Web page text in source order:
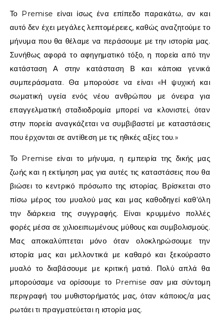
Το Premise είναι ίσως ένα επίπεδο παρακάτω, αν και
αυτό δεν έχει μεγάλες λεπτομέρειες, καθώς αναζητούμε το
μήνυμα που θα θέλαμε να περάσουμε με την ιστορία μας.
Συνήθως αφορά το αφηγηματικό τόξο, η πορεία από την
κατάσταση Α στην κατάσταση Β και κάποια γενικά
συμπεράσματα. Θα μπορούσε να είναι «Η ψυχική και
σωματική υγεία ενός νέου ανθρώπου με όνειρα για
επαγγελματική σταδιοδρομία μπορεί να κλονιστεί, όταν
στην πορεία αναγκάζεται να συμβιβαστεί με καταστάσεις
που έρχονται σε αντίθεση με τις ηθικές αξίες του.»
Το Premise είναι το μήνυμα, η εμπειρία της δικής μας
ζωής και η εκτίμηση μας για αυτές τις καταστάσεις που θα
βιώσει το κεντρικό πρόσωπο της ιστορίας. Βρίσκεται στο
πίσω μέρος του μυαλού μας και μας καθοδηγεί καθ’όλη
την διάρκεια της συγγραφής. Είναι κρυμμένο πολλές
φορές μέσα σε χιλιοειπωμένους μύθους και συμβολισμούς.
Μας αποκαλύπτεται μόνο όταν ολοκληρώσουμε την
ιστορία μας και μελλοντικά με καθαρό και ξεκούραστο
μυαλό το διαβάσουμε με κριτική ματιά. Πολύ απλά θα
μπορούσαμε να ορίσουμε το Premise σαν μια σύντομη
περιγραφή του μυθιστορήματός μας, όταν κάποιος/α μας
ρωτάει τι πραγματεύεται η ιστορία μας.